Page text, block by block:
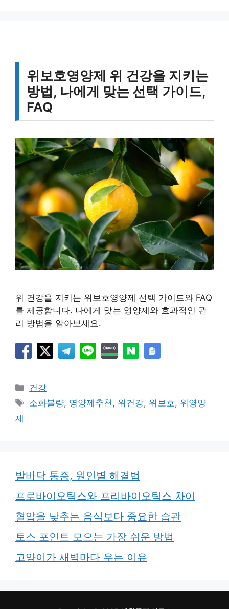
위보호영양제 위 건강을 지키는
방법, 나에게 맞는 선택 가이드,
FAQ
위 건강을 지키는 위보호영양제 선택 가이드와 FAQ
를 제공합니다. 나에게 맞는 영양제와 효과적인 관
리 방법을 알아보세요.
카
테
건강
태
소화불량, 영양제추천, 위건강, 위보호, 위영양
제
발바닥 통증, 원인별 해결법
프로바이오틱스와 프리바이오틱스 차이
혈압을 낮추는 음식보다 중요한 습관
토스 포인트 모으는 가장 쉬운 방법
고양이가 새벽마다 우는 이유